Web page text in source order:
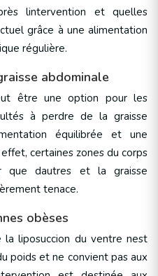
lintervention et quelles
grâce à une alimentation
régulière.
abdominale
être une option pour les
à perdre de la graisse
équilibrée et une
certaines zones du corps
que dautres et la graisse
tenace.
obèses
liposuccion du ventre nest
poids et ne convient pas aux